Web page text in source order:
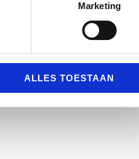
Marketing
ALLES TOESTAAN